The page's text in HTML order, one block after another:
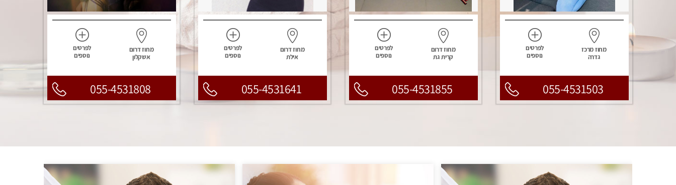
מחוז מרכז
גדרה
לפרטים
נוספים
055-4531503
מחוז דרום
קרית גת
לפרטים
נוספים
055-4531855
מחוז דרום
אילת
לפרטים
נוספים
055-4531641
מחוז דרום
אשקלון
לפרטים
נוספים
055-4531808